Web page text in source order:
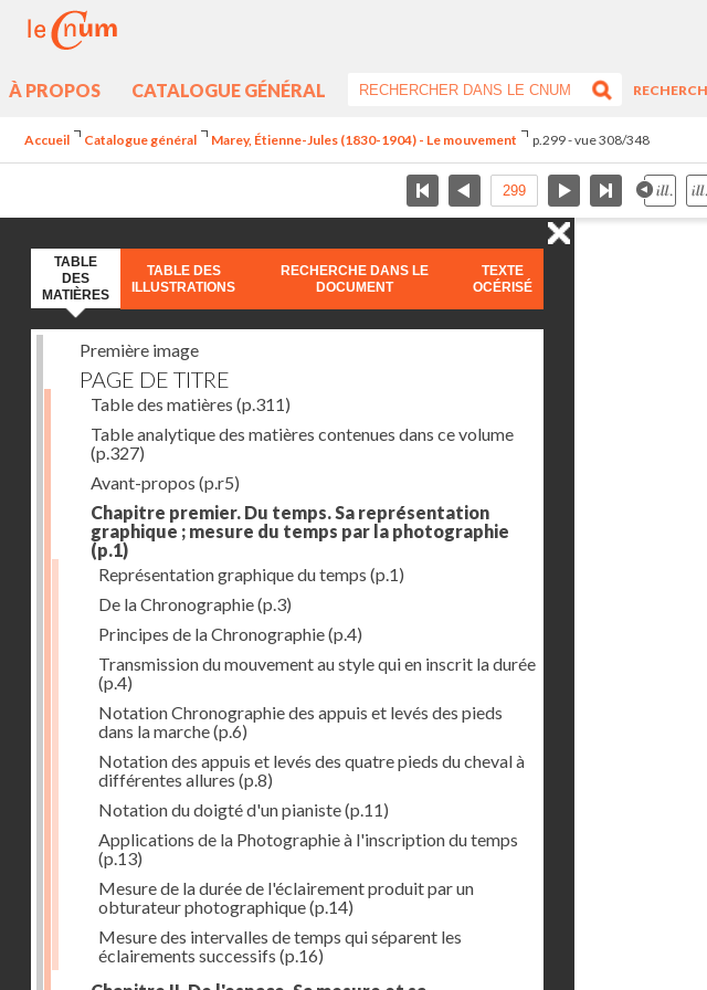
À PROPOS CATALOGUE GÉNÉRAL
Accueil Catalogue général Marey, Étienne-Jules (1830-1904) - Le mouvement p.299 - vue 308/348
TABLE
DES
MATIÈRES
TABLE DES
ILLUSTRATIONS
RECHERCHE DANS LE
DOCUMENT
TEXTE
OCÉRISÉ
Première image
PAGE DE TITRE
Table des matières (p.311)
Table analytique des matières contenues dans ce volume
(p.327)
Avant-propos (p.r5)
Chapitre premier. Du temps. Sa représentation
graphique ; mesure du temps par la photographie
(p.1)
Représentation graphique du temps (p.1)
De la Chronographie(p.3)
Principes de la Chronographie(p.4)
Transmission du mouvement au style qui en inscrit la durée
(p.4)
Notation Chronographie des appuis et levés des pieds
dans la marche(p.6)
Notation des appuis et levés des quatre pieds du cheval à
différentes allures (p.8)
Notation du doigté d'un pianiste(p.11)
Applications de la Photographie à l'inscription du temps
(p.13)
Mesure de la durée de l'éclairement produit par un
obturateur photographique(p.14)
Mesure des intervalles de temps qui séparent les
éclairements successifs (p.16)